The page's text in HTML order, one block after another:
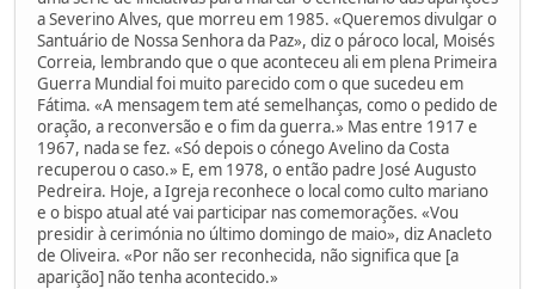
a Severino Alves, que morreu em 1985. «Queremos divulgar o
Santuário de Nossa Senhora da Paz», diz o pároco local, Moisés
Correia, lembrando que o que aconteceu ali em plena Primeira
Guerra Mundial foi muito parecido com o que sucedeu em
Fátima. «A mensagem tem até semelhanças, como o pedido de
oração, a reconversão e o fim da guerra.» Mas entre 1917 e
1967, nada se fez. «Só depois o cónego Avelino da Costa
recuperou o caso.» E, em 1978, o então padre José Augusto
Pedreira. Hoje, a Igreja reconhece o local como culto mariano
e o bispo atual até vai participar nas comemorações. «Vou
presidir à cerimónia no último domingo de maio», diz Anacleto
de Oliveira. «Por não ser reconhecida, não significa que [a
aparição] não tenha acontecido.»